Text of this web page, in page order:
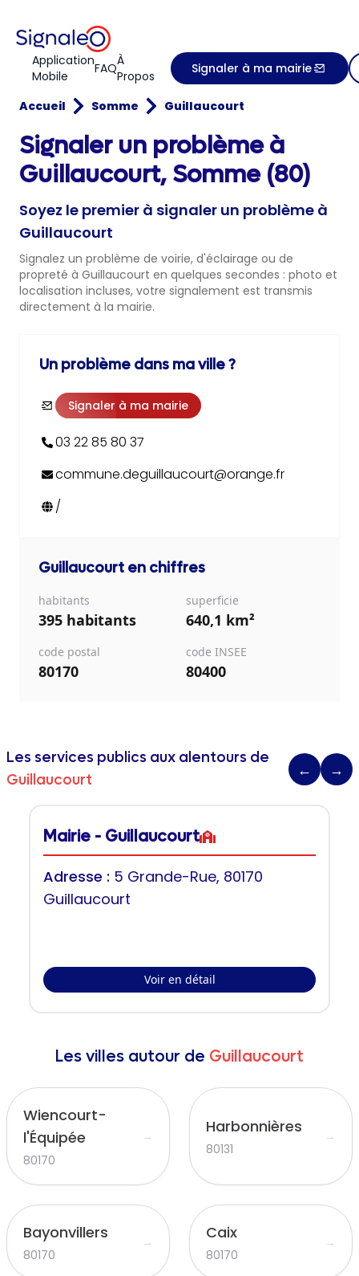
Application
Mobile
FAQÀ
Propos
Signaler à ma mairie
Accueil Somme Guillaucourt
Signaler un problème à
Guillaucourt, Somme (80)
Soyez le premier à signaler un problème à
Guillaucourt
Signalez un problème de voirie, d'éclairage ou de
propreté à Guillaucourt en quelques secondes : photo et
localisation incluses, votre signalement est transmis
directement à la mairie.
Un problème dans ma ville ?
Signaler à ma mairie
03 22 85 80 37
commune.deguillaucourt@orange.fr
/
Guillaucourt en chiffres
habitants
395 habitants
superficie
640,1 km²
code postal
80170
code INSEE
80400
Les services publics aux alentours de
Guillaucourt
← →
Mairie - Guillaucourt
Adresse : 5 Grande-Rue, 80170
Guillaucourt
Voir en détail
Les villes autour de Guillaucourt
Wiencourt-
l'Équipée
80170
→ Harbonnières
80131
→
Bayonvillers
80170
→ Caix
80170
→